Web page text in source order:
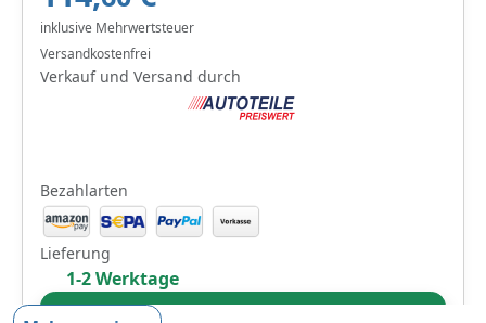
inklusive Mehrwertsteuer
Versandkostenfrei
Verkauf und Versand durch
Bezahlarten
Lieferung
1-2 Werktage